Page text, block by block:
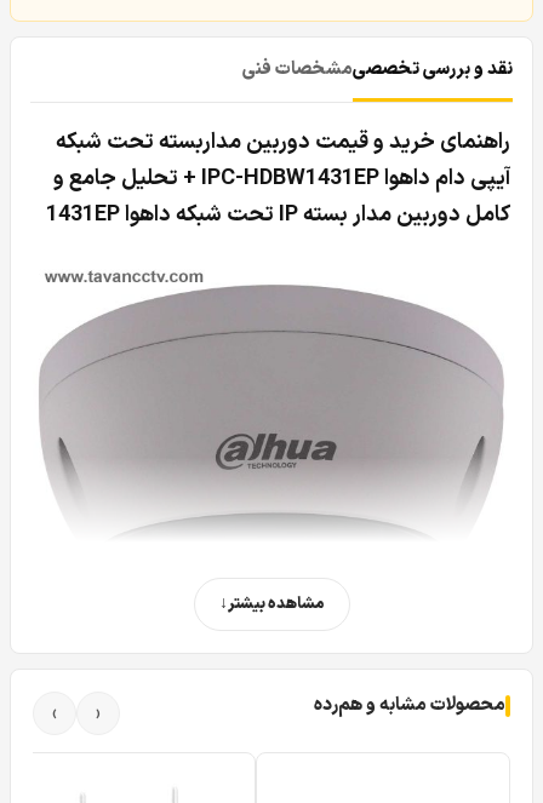
نقد و بررسی تخصصیمشخصات فنی
راهنمای خرید و قیمت دوربین مداربسته تحت شبکه
آیپی دام داهوا IPC-HDBW1431EP + تحلیل جامع و
کامل دوربین مدار بسته IP تحت شبکه داهوا 1431EP
مشاهده بیشتر
محصولات مشابه و هم‌رده ‹
›